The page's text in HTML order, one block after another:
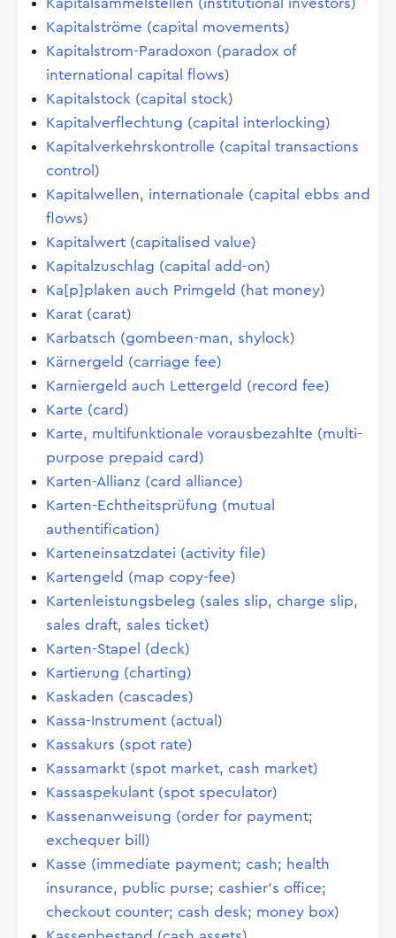
Kapitalsammelstellen (institutional investors)
Kapitalströme (capital movements)
Kapitalstrom-Paradoxon (paradox of
international capital flows)
Kapitalstock (capital stock)
Kapitalverflechtung (capital interlocking)
Kapitalverkehrskontrolle (capital transactions
control)
Kapitalwellen, internationale (capital ebbs and
flows)
Kapitalwert (capitalised value)
Kapitalzuschlag (capital add-on)
Ka[p]plaken auch Primgeld (hat money)
Karat (carat)
Karbatsch (gombeen-man, shylock)
Kärnergeld (carriage fee)
Karniergeld auch Lettergeld (record fee)
Karte (card)
Karte, multifunktionale vorausbezahlte (multi-
purpose prepaid card)
Karten-Allianz (card alliance)
Karten-Echtheitsprüfung (mutual
authentification)
Karteneinsatzdatei (activity file)
Kartengeld (map copy-fee)
Kartenleistungsbeleg (sales slip, charge slip,
sales draft, sales ticket)
Karten-Stapel (deck)
Kartierung (charting)
Kaskaden (cascades)
Kassa-Instrument (actual)
Kassakurs (spot rate)
Kassamarkt (spot market, cash market)
Kassaspekulant (spot speculator)
Kassenanweisung (order for payment;
exchequer bill)
Kasse (immediate payment; cash; health
insurance, public purse; cashier's office;
checkout counter; cash desk; money box)